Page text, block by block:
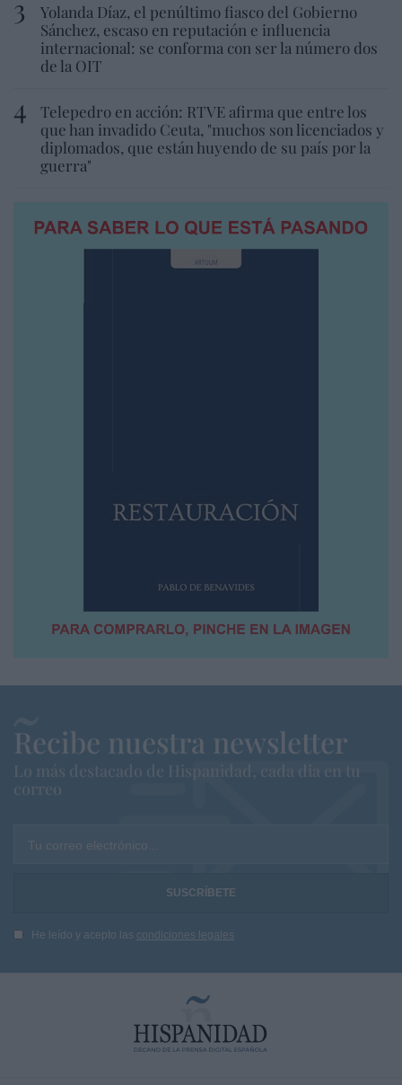
Yolanda Díaz, el penúltimo fiasco del Gobierno
Sánchez, escaso en reputación e influencia
internacional: se conforma con ser la número dos
de la OIT
Telepedro en acción: RTVE afirma que entre los
que han invadido Ceuta, "muchos son licenciados y
diplomados, que están huyendo de su país por la
guerra"
Recibe nuestra newsletter
Lo más destacado de Hispanidad, cada dia en tu
correo
Tu correo electrónico...
He leído y acepto las condiciones legales